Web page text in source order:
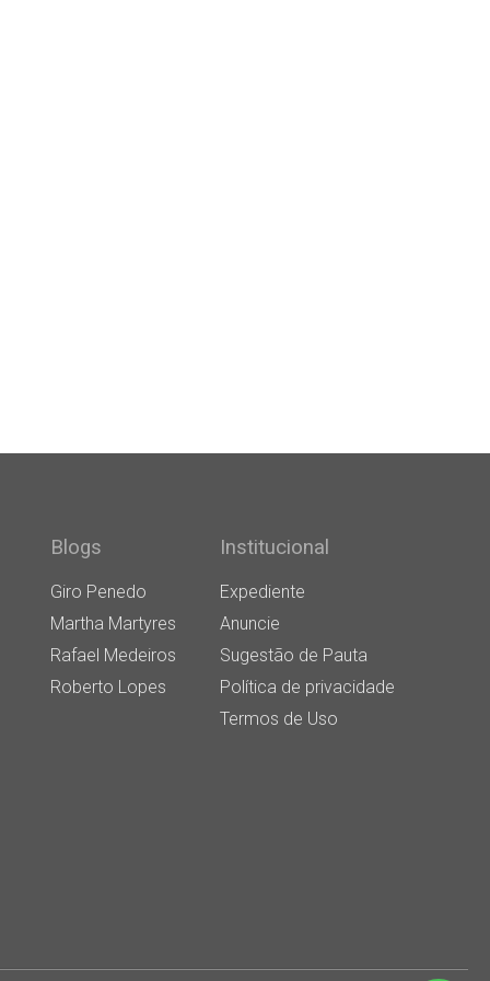
Blogs
Giro Penedo
Martha Martyres
Rafael Medeiros
Roberto Lopes
Institucional
Expediente
Anuncie
Sugestão de Pauta
Política de privacidade
Termos de Uso